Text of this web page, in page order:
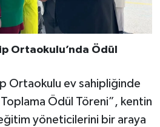
Ortaokulu’nda Ödül
Ortaokulu ev sahipliğinde
Toplama Ödül Töreni”, kentin
yöneticilerini bir araya